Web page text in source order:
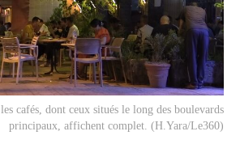
cafés, dont ceux situés le long des boulevards
principaux, affichent complet. (H.Yara/Le360)